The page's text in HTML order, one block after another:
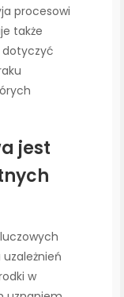
procesowi
także
jest
w